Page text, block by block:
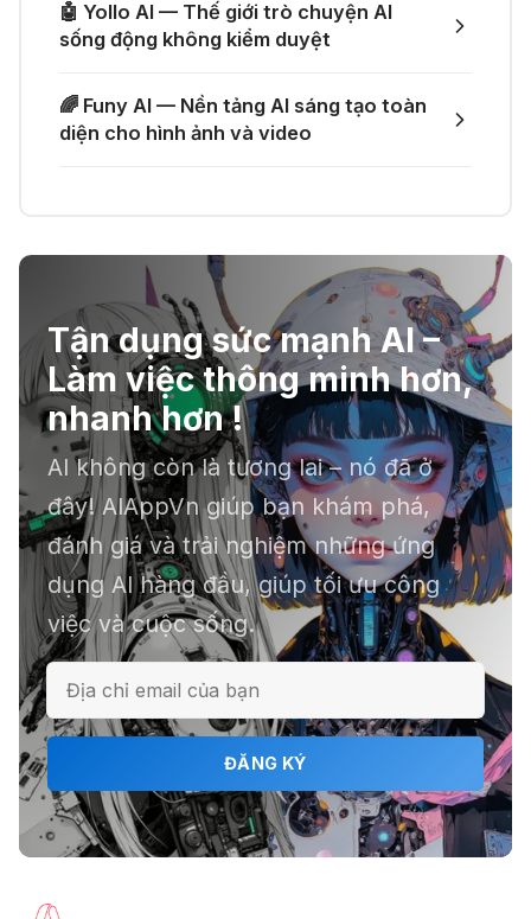
21 Thg 06 2026
🎁 Nhận miễn phí Claude Opus 4.8
và GPT-5.5 với 5.300 Credits từ
ghi âm thành văn bản
☣️ Proxy by Convergence - AI
agent tự động hoá
📕 Kimi AI - Ứng dụng tóm tắt hàng
chục file dữ liệu
ℹ️ Napkin AI - Biến văn bản thành
infographic
🎗️ Logomaster.ai: Thiết kế logo
chuyên nghiệp trong 5 phút
🤖 Yollo AI — Thế giới trò chuyện AI
sống động không kiểm duyệt
🌈 Funy AI — Nền tảng AI sáng tạo toàn
diện cho hình ảnh và video
Tận dụng sức mạnh AI –
Làm việc thông minh hơn,
nhanh hơn !
AI không còn là tương lai – nó đã ở
đây! AIAppVn giúp bạn khám phá,
đánh giá và trải nghiệm những ứng
dụng AI hàng đầu, giúp tối ưu công
việc và cuộc sống.
ĐĂNG KÝ